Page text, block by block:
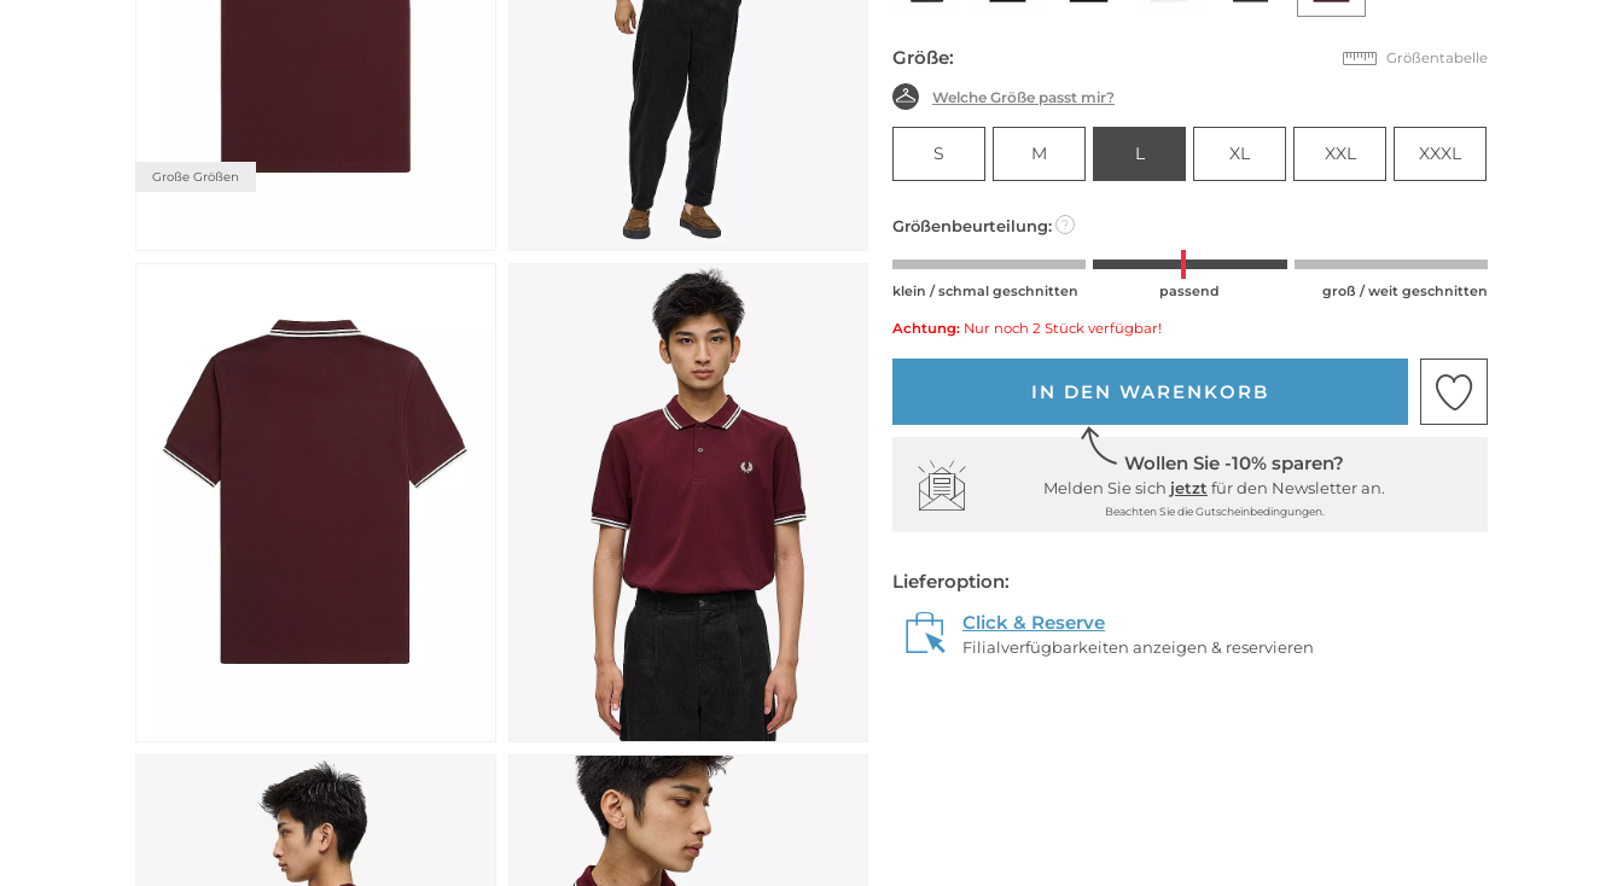
Große Größen
Größe: Größentabelle
Welche Größe passt mir?
S M L XL XXL XXXL
Größenbeurteilung: ?
klein / schmal geschnitten passend groß / weit geschnitten
Achtung: Nur noch 2 Stück verfügbar!
IN DEN WARENKORB
Wollen Sie -10% sparen?
Melden Sie sich jetzt für den Newsletter an.
Beachten Sie die Gutscheinbedingungen.
Lieferoption:
Click & Reserve
Filialverfügbarkeiten anzeigen & reservieren